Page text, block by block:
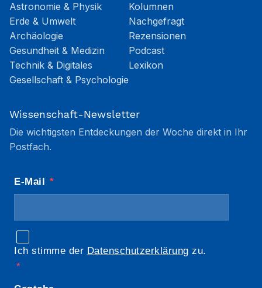
Astronomie & Physik
Erde & Umwelt
Archäologie
Gesundheit & Medizin
Technik & Digitales
Gesellschaft & Psychologie
Kolumnen
Nachgefragt
Rezensionen
Podcast
Lexikon
Wissenschaft-Newsletter
Die wichtigsten Entdeckungen der Woche direkt in Ihr
Postfach.